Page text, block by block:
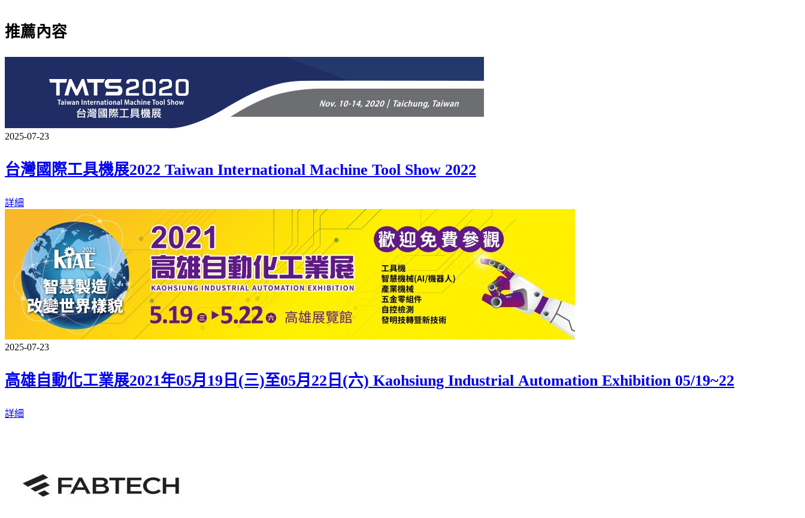
推薦內容
2025-07-23
台灣國際工具機展2022 Taiwan International Machine Tool Show 2022
詳細
2025-07-23
高雄自動化工業展2021年05月19日(三)至05月22日(六) Kaohsiung Industrial Automation Exhibition 05/19~22
詳細